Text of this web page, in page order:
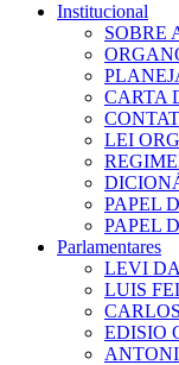
Institucional
SOBRE
CARTA
LEI
PAPEL
PAPEL
Parlamentares
LEVI
LUIS
EDISIO